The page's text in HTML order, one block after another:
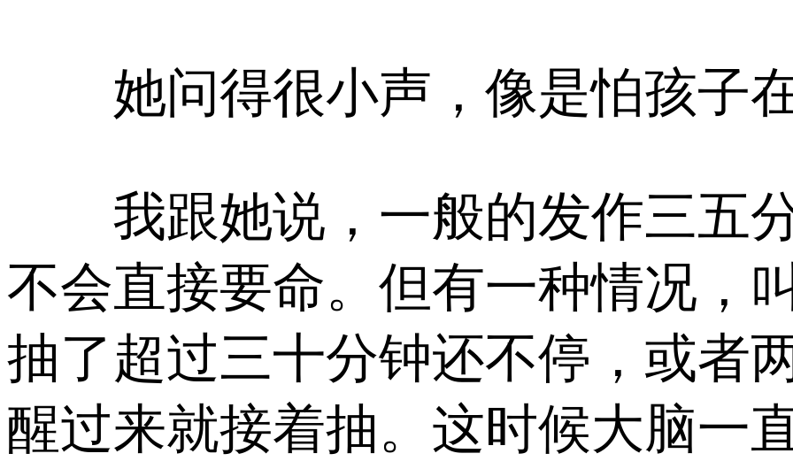
她问得很小声，像是怕孩子
我跟她说，一般的发作三五
不会直接要命。但有一种情况，
抽了超过三十分钟还不停，或者
醒过来就接着抽。这时候大脑一